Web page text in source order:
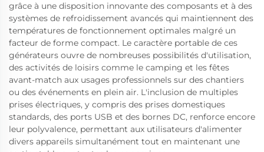
grâce à une disposition innovante des composants et à des
systèmes de refroidissement avancés qui maintiennent des
températures de fonctionnement optimales malgré un
facteur de forme compact. Le caractère portable de ces
générateurs ouvre de nombreuses possibilités d'utilisation,
des activités de loisirs comme le camping et les fêtes
avant-match aux usages professionnels sur des chantiers
ou des événements en plein air. L'inclusion de multiples
prises électriques, y compris des prises domestiques
standards, des ports USB et des bornes DC, renforce encore
leur polyvalence, permettant aux utilisateurs d'alimenter
divers appareils simultanément tout en maintenant une